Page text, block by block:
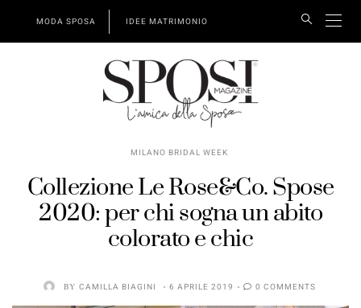
MODA SPOSA IDEE MATRIMONIO
MILANO BRIDAL WEEK
Collezione Le Rose&Co. Spose
2020: per chi sogna un abito
colorato e chic
BY CAMILLA BIAGINI 6 APRILE 2019 0 COMMENTS